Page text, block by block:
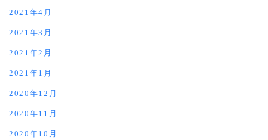
2021年4月
2021年3月
2021年2月
2021年1月
2020年12月
2020年11月
2020年10月